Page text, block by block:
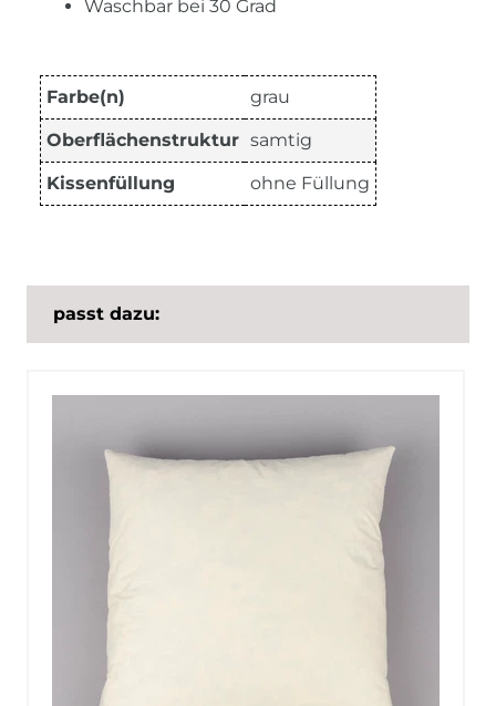
Waschbar bei 30 Grad
Farbe(n) grau
Oberflächenstruktur samtig
Kissenfüllung ohne Füllung
passt dazu: